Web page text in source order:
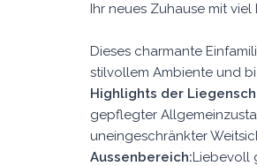
Ihr neues Zuhause mit
Dieses charmante
stilvollem Ambiente und
Highlights der
gepflegter
uneingeschränkter
Aussenbereich:Liebevoll